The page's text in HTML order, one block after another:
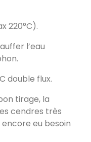
73340
220°C).
l’eau
double flux.
tirage, la
cendres très
eu besoin